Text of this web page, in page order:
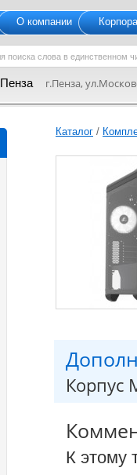
О компании
Пенза г.Пенза,
Каталог /
Корпус
К этому